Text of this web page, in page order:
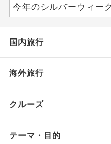
今年のシルバーウィー
国内旅行
海外旅行
クルーズ
テーマ・目的